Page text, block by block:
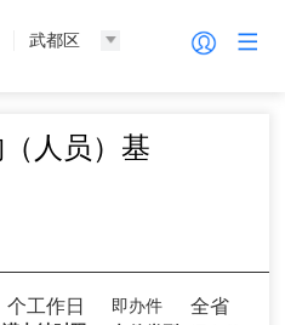
武都区
人员）基
个工作日
即办件
全省